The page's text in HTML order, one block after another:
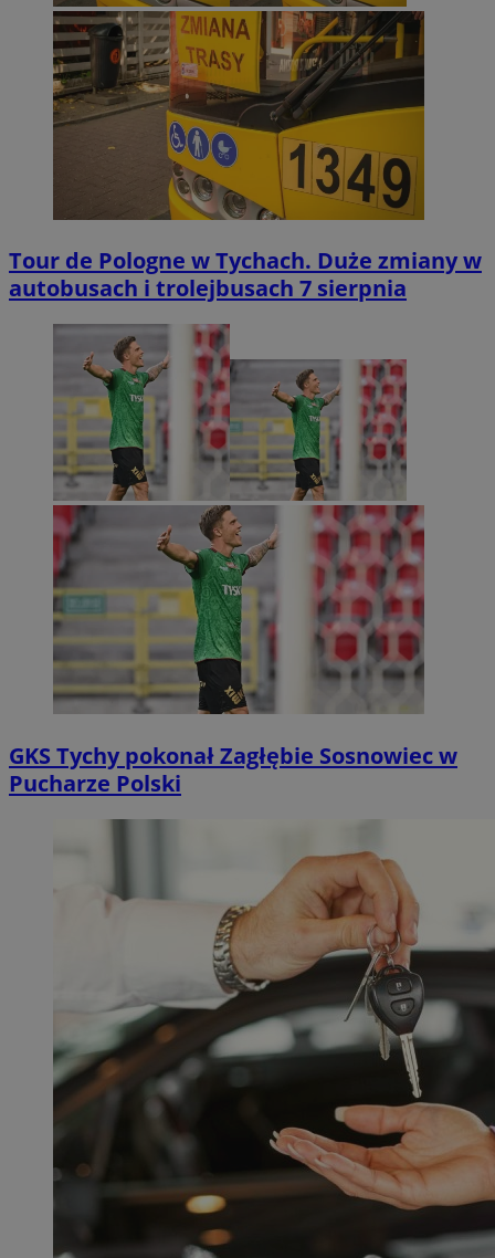
Tour de Pologne w Tychach. Duże zmiany w
autobusach i trolejbusach 7 sierpnia
GKS Tychy pokonał Zagłębie Sosnowiec w
Pucharze Polski